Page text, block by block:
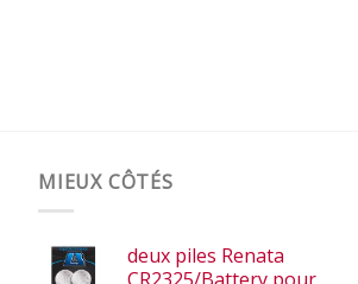
MIEUX CÔTÉS
deux piles Renata